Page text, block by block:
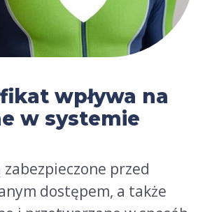
wpływa na
w systemie
przed
dostępem, a także